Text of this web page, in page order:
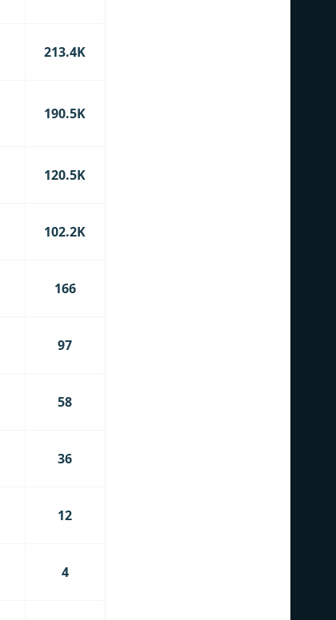
213.4K
190.5K
120.5K
102.2K
166
97
58
36
12
4